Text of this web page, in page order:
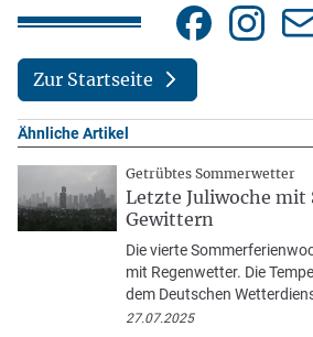
Zur Startseite
Ähnliche Artikel
Getrübtes Sommerwetter
Letzte Juliwoche mit
Gewittern
Die vierte
mit Regenwetter. Die
dem Deutschen
27.07.2025